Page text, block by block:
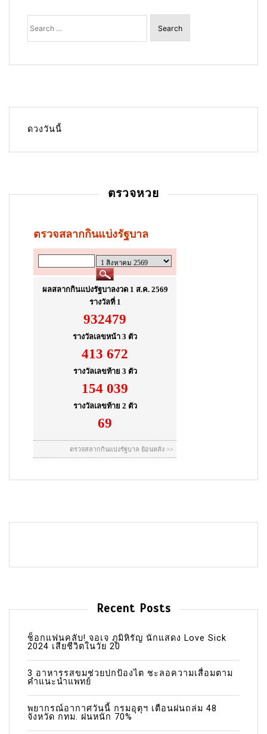
Search
for:
ดวงวันนี้
ตรวจหวย
Recent Posts
ช็อกแฟนคลับ! จอเจ ภูมิหิรัญ นักแสดง Love Sick
2024 เสียชีวิตในวัย 20
3 อาหารรสขมช่วยปกป้องไต ชะลอความเสื่อมตาม
คำแนะนำแพทย์
พยากรณ์อากาศวันนี้ กรมอุตุฯ เตือนฝนถล่ม 48
จังหวัด กทม. ฝนหนัก 70%